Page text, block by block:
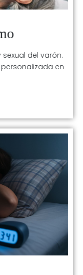
del varón.
en